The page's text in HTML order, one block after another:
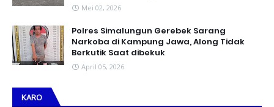
Mei 02, 2026
Polres Simalungun Gerebek Sarang
Narkoba di Kampung Jawa, Along Tidak
Berkutik Saat dibekuk
April 05, 2026
KARO